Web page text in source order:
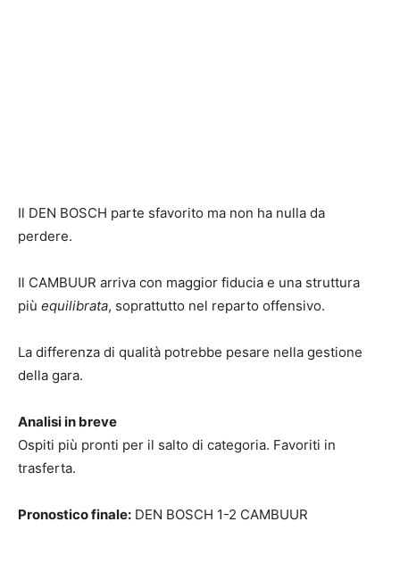
Il DEN BOSCH parte sfavorito ma non ha nulla da
perdere.
Il CAMBUUR arriva con maggior fiducia e una struttura
più equilibrata, soprattutto nel reparto offensivo.
La differenza di qualità potrebbe pesare nella gestione
della gara.
Analisi in breve
Ospiti più pronti per il salto di categoria. Favoriti in
trasferta.
Pronostico finale: DEN BOSCH 1-2 CAMBUUR